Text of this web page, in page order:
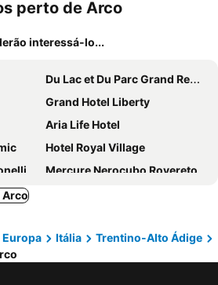
perto de Arco
interessá-lo...
Du Lac et Du Parc Grand Resort
Grand Hotel Liberty
Aria Life Hotel
Hotel Royal Village
Mercure Nerocubo Rovereto
Hotel Primo
Lake Front Hotel Mirage
Arco
Europa Itália
Trentino-Alto Ádige